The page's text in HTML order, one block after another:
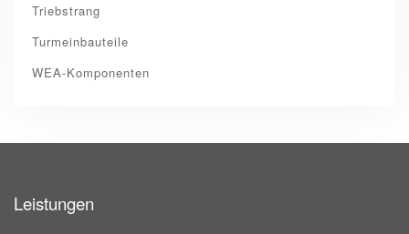
Triebstrang
Turmeinbauteile
WEA-Komponenten
Leistungen